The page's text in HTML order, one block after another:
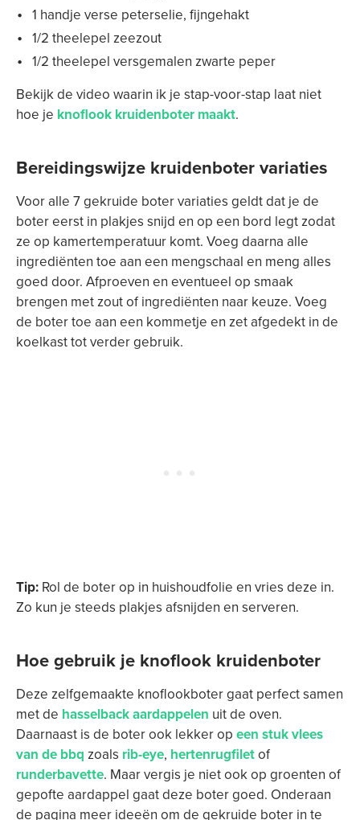
1 handje verse peterselie, fijngehakt
1/2 theelepel zeezout
1/2 theelepel versgemalen zwarte peper
Bekijk de video waarin ik je stap-voor-stap laat niet
hoe je knoflook kruidenboter maakt.
Bereidingswijze kruidenboter variaties
Voor alle 7 gekruide boter variaties geldt dat je de
boter eerst in plakjes snijd en op een bord legt zodat
ze op kamertemperatuur komt. Voeg daarna alle
ingrediënten toe aan een mengschaal en meng alles
goed door. Afproeven en eventueel op smaak
brengen met zout of ingrediënten naar keuze. Voeg
de boter toe aan een kommetje en zet afgedekt in de
koelkast tot verder gebruik.
Tip: Rol de boter op in huishoudfolie en vries deze in.
Zo kun je steeds plakjes afsnijden en serveren.
Hoe gebruik je knoflook kruidenboter
Deze zelfgemaakte knoflookboter gaat perfect samen
met de hasselback aardappelen uit de oven.
Daarnaast is de boter ook lekker op een stuk vlees
van de bbq zoals rib-eye, hertenrugfiletof
runderbavette. Maar vergis je niet ook op groenten of
gepofte aardappel gaat deze boter goed. Onderaan
de pagina meer ideeën om de gekruide boter in te